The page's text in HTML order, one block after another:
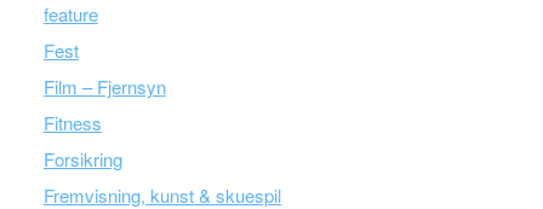
feature
Fest
Film – Fjernsyn
Fitness
Forsikring
Fremvisning, kunst & skuespil